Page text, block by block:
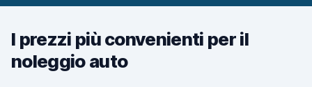
I prezzi più convenienti per il
noleggio auto